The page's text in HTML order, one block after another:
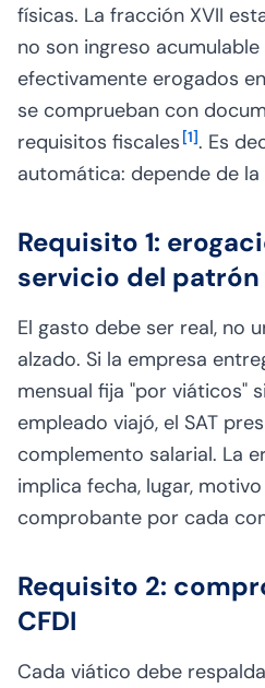
físicas. La fracción XVII
no son ingreso
efectivamente erogados
se comprueban con
requisitos fiscales [1]. Es
automática: depende de
Requisito 1:
servicio del patrón
El gasto debe ser real, no
alzado. Si la empresa
mensual fija "por viáticos"
empleado viajó, el SAT
complemento salarial. La
implica fecha, lugar,
comprobante por cada
Requisito 2:
CFDI
Cada viático debe